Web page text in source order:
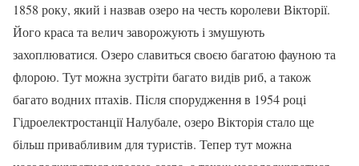
1858 року, який і назвав озеро на честь королеви Вікторії.
Його краса та велич заворожують і змушують
захоплюватися. Озеро славиться своєю багатою фауною та
флорою. Тут можна зустріти багато видів риб, а також
багато водних птахів. Після спорудження в 1954 році
Гідроелектростанції Налубале, озеро Вікторія стало ще
більш привабливим для туристів. Тепер тут можна